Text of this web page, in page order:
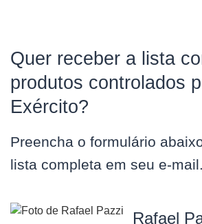
Quer receber a lista
produtos controlados
Exército?
Preencha o formulário
lista completa em seu e-mail.
Rafael